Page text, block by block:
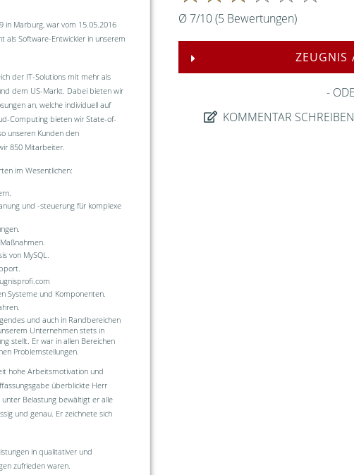
Ø 7/10(5 Bewertungen)
ZEUGNIS
KOMMENTAR SCHREIBEN
in Marburg, war vom 15.05.2016
als Software-Entwickler in unserem
der IT-Solutions mit mehr als
dem US-Markt. Dabei bieten wir
an, welche individuell auf
Computing bieten wir State-of-
unseren Kunden den
850 Mitarbeiter.
im Wesentlichen:
und -steuerung für komplexe
von MySQL.
Systeme und Komponenten.
und auch in Randbereichen
Unternehmen stets in
stellt. Er war in allen Bereichen
Problemstellungen.
hohe Arbeitsmotivation und
überblickte Herr
Belastung bewältigt er alle
und genau. Er zeichnete sich
in qualitativer und
zufrieden waren.